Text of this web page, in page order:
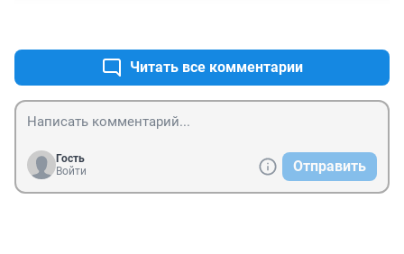
Читать все комментарии
Гость
Войти
Отправить